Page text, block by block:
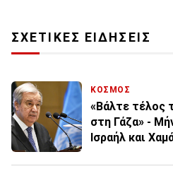
ΣΧΕΤΙΚΕΣ ΕΙΔΗΣΕΙΣ
ΚΟΣΜΟΣ
«Βάλτε τέλος
στη Γάζα» -
Ισραήλ και